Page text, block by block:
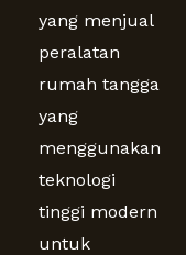
yang menjual
peralatan
rumah tangga
yang
menggunakan
teknologi
tinggi modern
untuk